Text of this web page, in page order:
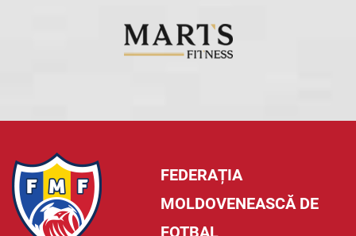
FEDERAȚIA
MOLDOVENEASCĂ DE
FOTBAL